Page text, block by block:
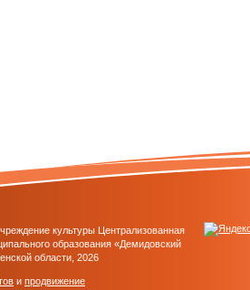
культуры Централизованная
образования «Демидовский
области, 2026
и продвижение